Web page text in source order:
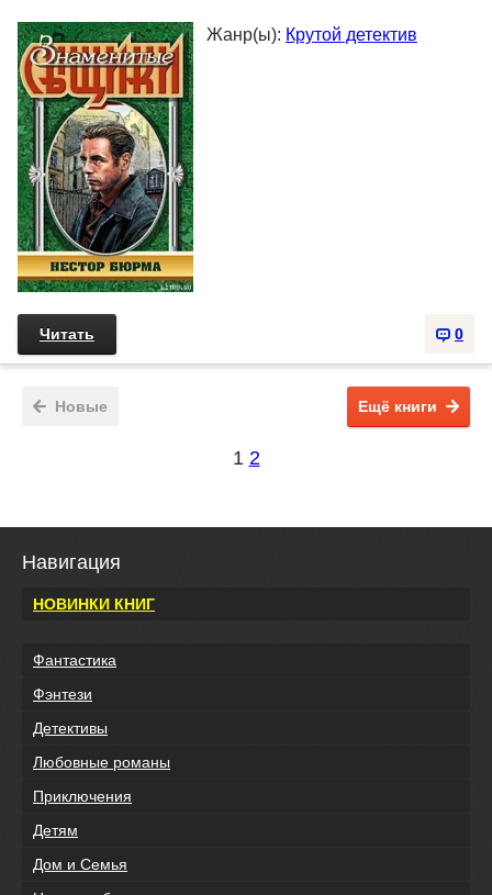
Жанр(ы): Крутой детектив
0
Читать
Новые Ещё книги
1 2
Навигация
НОВИНКИ КНИГ
Фантастика
Фэнтези
Детективы
Любовные романы
Приключения
Детям
Дом и Семья